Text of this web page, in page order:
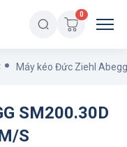
0
Máy kéo Đức Ziehl Abegg
SM200.30D
S